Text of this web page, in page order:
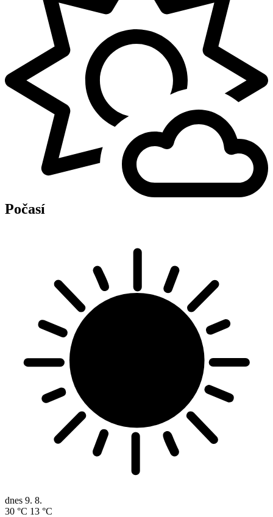
Počasí
dnes 9. 8.
30 °C 13 °C